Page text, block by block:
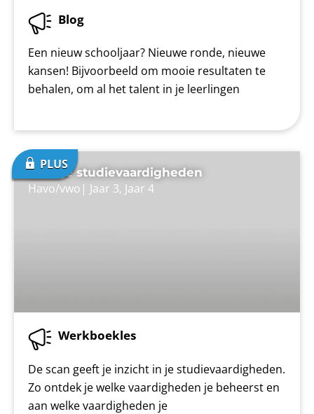
Blog
Een nieuw schooljaar? Nieuwe ronde, nieuwe
kansen! Bijvoorbeeld om mooie resultaten te
behalen, om al het talent in je leerlingen
Scan je studievaardigheden
Havo/vwo | Jaar 3, Jaar 4
Werkboekles
De scan geeft je inzicht in je studievaardigheden.
Zo ontdek je welke vaardigheden je beheerst en
aan welke vaardigheden je